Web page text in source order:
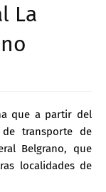
La
que a partir del
transporte de
Belgrano, que
localidades de